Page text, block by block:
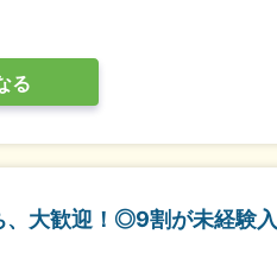
る
、大歓迎！◎9割が未経験入